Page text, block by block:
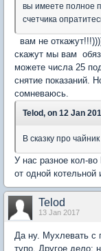
вы имеете полное
счетчика
вам не
скажут мы вам
можете числа 25
снятие показаний.
сомневаюсь.
Telod, on 12 Jan
В сказку про
У нас разное кол-
от одной котельной
Telod
13 Jan 2017
Да ну. Мухлевать с
тупо. Другое дело: